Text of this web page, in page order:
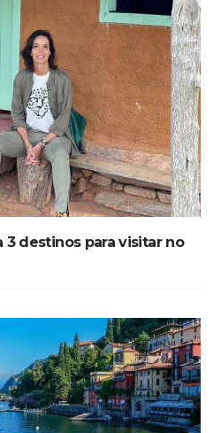
3 destinos para visitar no